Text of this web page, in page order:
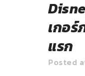
เกอร์
แรก
Posted